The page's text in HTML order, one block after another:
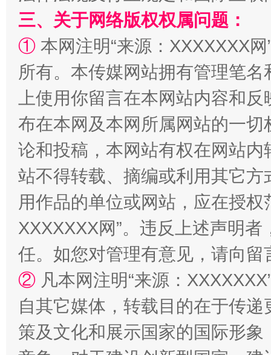
如何以同查同治破解风腐交织难题 养老服
三、关于网络版权权属问题：
① 本网注明“来源：XXXXXXX
所有。本传媒网站拥有管理笔
上使用你留言在本网站内容和
布在本网及本网所属网站的一
论和投稿，本网站有权在网站
站不得转载、摘编或利用其它
用作品的单位或网站，应在授
XXXXXXX网”。违反上述声明
任。如您对管理有意见，请向
② 凡本网注明“来源：
自其它媒体，转载目的在于传
策及文化和展示国家的国际形